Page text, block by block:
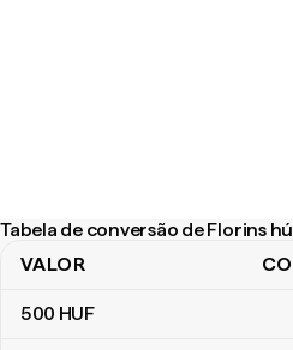
Tabela de conversão de Florins
Tabela de conversão de Florins
VALOR
500 HUF